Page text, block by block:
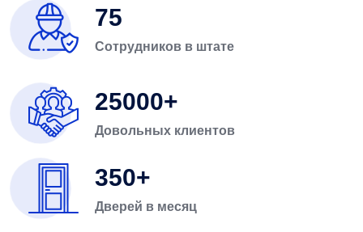
75
Сотрудников в штате
25000
Довольных клиентов
350
Дверей в месяц